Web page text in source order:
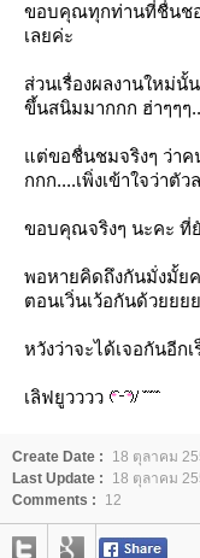
ขอบคุณทุกท่านที่ชื่นชอ
เลยค่ะ
ส่วนเรื่องผลงานใหม่
ขึ้นสนิมมากกก ฮ่าๆๆๆ
ต่ขอชื่นชมจริงๆ ว่าค
กกก....เพิ่งเข้าใจว่าตั
ขอบคุณจริงๆ นะคะ ที่
พอหายคิดถึงกันมั่งมั้ย
ตอนเวิ่นเว้อกันด้วยยย
หวังว่าจะได้เจอกันอีกเ
เลิฟยูวววว
Create Date :
18 ตุลาคม
Last Update :
18 ตุลาคม
Comments :
12